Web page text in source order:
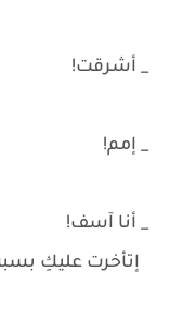
_ أشرقت!
_ إمم!
_ أنا آسف!
إتأخرت عليكِ